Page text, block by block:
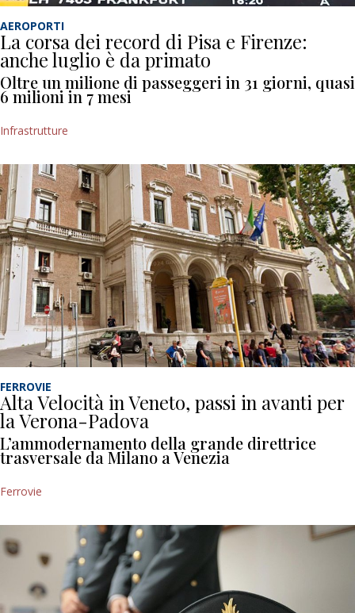
AEROPORTI
La corsa dei record di Pisa e Firenze:
anche luglio è da primato
Oltre un milione di passeggeri in 31 giorni, quasi
6 milioni in 7 mesi
Infrastrutture
FERROVIE
Alta Velocità in Veneto, passi in avanti per
la Verona-Padova
L’ammodernamento della grande direttrice
trasversale da Milano a Venezia
Ferrovie